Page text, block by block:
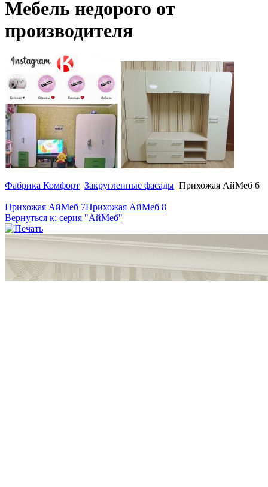
Мебель недорого от
производителя
Фабрика Комфорт Закругленные фасады Прихожая АйМеб 6
Прихожая АйМеб 7Прихожая АйМеб 8
Вернуться к: серия "АйМеб"